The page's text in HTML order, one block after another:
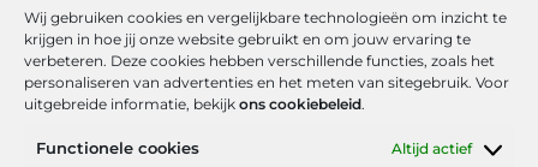
Wij gebruiken cookies en vergelijkbare technologieën om inzicht te
krijgen in hoe jij onze website gebruikt en om jouw ervaring te
verbeteren. Deze cookies hebben verschillende functies, zoals het
personaliseren van advertenties en het meten van sitegebruik. Voor
uitgebreide informatie, bekijk ons cookiebeleid.
Functionele cookies Altijd actief